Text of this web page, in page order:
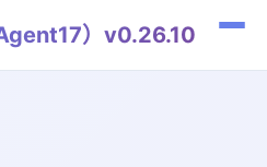
）v0.26.10